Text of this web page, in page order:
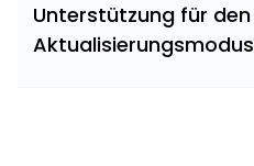
Unterstützung für den
Aktualisierungsmodus